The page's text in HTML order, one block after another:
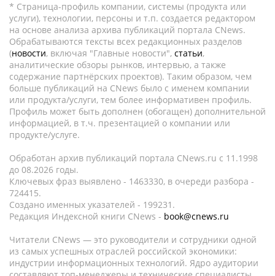
* Страница-профиль компании, системы (продукта или
услуги), технологии, персоны и т.п. создается редактором
на основе анализа архива публикаций портала CNews.
Обрабатываются тексты всех редакционных разделов
(новости, включая "Главные новости", статьи,
аналитические обзоры рынков, интервью, а также
содержание партнёрских проектов). Таким образом, чем
больше публикаций на CNews было с именем компании
или продукта/услуги, тем более информативен профиль.
Профиль может быть дополнен (обогащен) дополнительной
информацией, в т.ч. презентацией о компании или
продукте/услуге.
Обработан архив публикаций портала CNews.ru c 11.1998
до 08.2026 годы.
Ключевых фраз выявлено - 1463330, в очереди разбора -
724415.
Создано именных указателей - 199231.
Редакция Индексной книги CNews - book@cnews.ru
Читатели CNews — это руководители и сотрудники одной
из самых успешных отраслей российской экономики:
индустрии информационных технологий. Ядро аудитории